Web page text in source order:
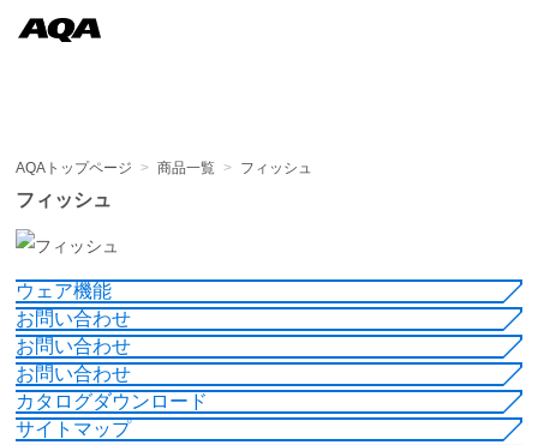
AQAトップページ > 商品一覧 > フィッシュ
フィッシュ
ウェア機能
お問い合わせ
お問い合わせ
お問い合わせ
カタログダウンロード
サイトマップ